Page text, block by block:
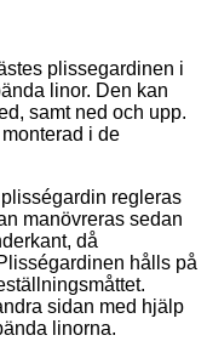
plissegardinen i
linor. Den kan
samt ned och upp.
i de
regleras
manövreras sedan
då
hålls på
sidan med hjälp
linorna.